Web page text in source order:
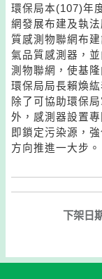
環保局本(107)年
網發展布建及執
質感測物聯網布
氣品質感測器，
測物聯網，使基
環保局局長賴煥
除了可協助環保
外，感測器設置
即鎖定污染源，
方向推進一大步。
下架日